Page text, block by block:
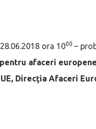
ora 1000 –
afaceri
Direcţia Afaceri